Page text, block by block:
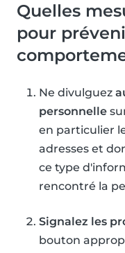
Quelles
pour
Ne divulguez
personnelle
en particulier
adresses et
ce type
rencontré la
Signalez les
bouton